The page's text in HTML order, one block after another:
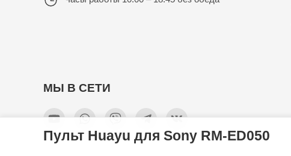
Пульт Huayu для Sony RM-ED050
МЫ В СЕТИ